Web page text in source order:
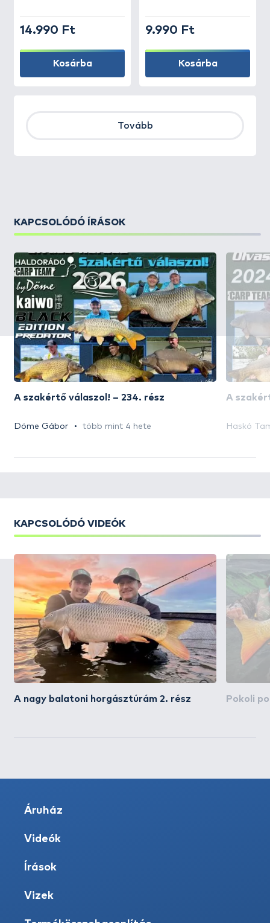
14.990 Ft
Kosárba
9.990 Ft
Kosárba
Tovább
KAPCSOLÓDÓ ÍRÁSOK
A szakértő válaszol! – 234. rész
Döme Gábor több mint 4 hete
A
Haskó
KAPCSOLÓDÓ VIDEÓK
A nagy balatoni horgásztúrám 2. rész Pokoli
Áruház
Videók
Írások
Vizek